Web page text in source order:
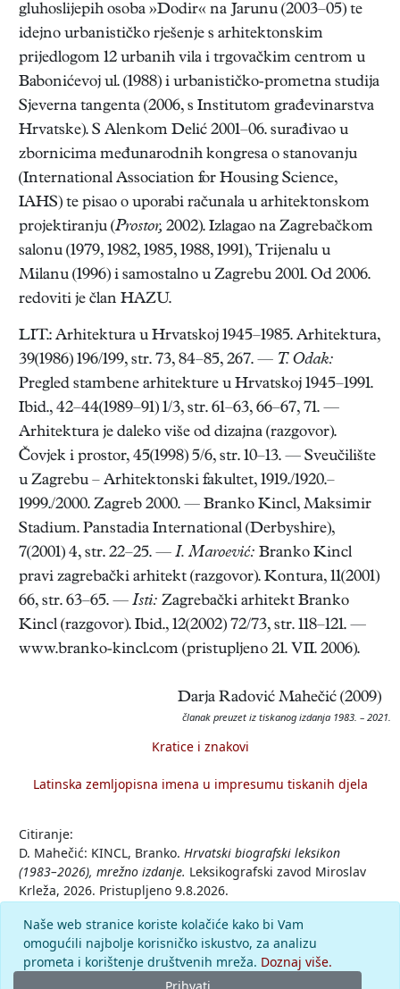
gluhoslijepih osoba »Dodir« na Jarunu (2003–05) te
idejno urbanističko rješenje s arhitektonskim
prijedlogom 12 urbanih vila i trgovačkim centrom u
Babonićevoj ul. (1988) i urbanističko-prometna studija
Sjeverna tangenta (2006, s Institutom građevinarstva
Hrvatske). S Alenkom Delić 2001–06. surađivao u
zbornicima međunarodnih kongresa o stanovanju
(International Association for Housing Science,
IAHS) te pisao o uporabi računala u arhitektonskom
projektiranju (Prostor, 2002). Izlagao na Zagrebačkom
salonu (1979, 1982, 1985, 1988, 1991), Trijenalu u
Milanu (1996) i samostalno u Zagrebu 2001. Od 2006.
redoviti je član HAZU.
LIT.: Arhitektura u Hrvatskoj 1945–1985. Arhitektura,
39(1986) 196/199, str. 73, 84–85, 267. — T. Odak:
Pregled stambene arhitekture u Hrvatskoj 1945–1991.
Ibid., 42–44(1989–91) 1/3, str. 61–63, 66–67, 71. —
Arhitektura je daleko više od dizajna (razgovor).
Čovjek i prostor, 45(1998) 5/6, str. 10–13. — Sveučilište
u Zagrebu – Arhitektonski fakultet, 1919./1920.–
1999./2000. Zagreb 2000. — Branko Kincl, Maksimir
Stadium. Panstadia International (Derbyshire),
7(2001) 4, str. 22–25. — I. Maroević: Branko Kincl
pravi zagrebački arhitekt (razgovor). Kontura, 11(2001)
66, str. 63–65. — Isti: Zagrebački arhitekt Branko
Kincl (razgovor). Ibid., 12(2002) 72/73, str. 118–121. —
www.branko-kincl.com (pristupljeno 21. VII. 2006).
Darja Radović Mahečić (2009)
članak preuzet iz tiskanog izdanja 1983. – 2021.
Kratice i znakovi
Latinska zemljopisna imena u impresumu tiskanih djela
Citiranje:
D. Mahečić: KINCL, Branko. Hrvatski biografski leksikon
(1983–2026), mrežno izdanje. Leksikografski zavod Miroslav
Krleža, 2026. Pristupljeno 9.8.2026.
Komentar
Naše web stranice koriste kolačiće kako bi Vam
omogućili najbolje korisničko iskustvo, za analizu
prometa i korištenje društvenih mreža. Doznaj više.